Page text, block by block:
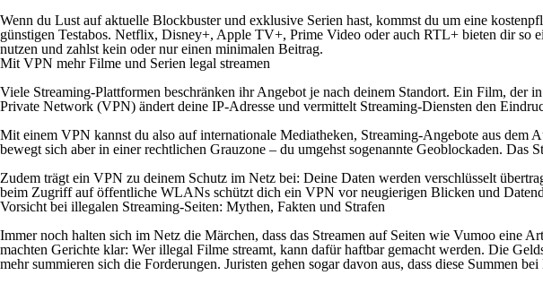
Wenn du Lust auf aktuelle Blockbuster und exklusive Serien hast, kommst du um eine
günstigen Testabos. Netflix, Disney+, Apple TV+, Prime Video oder auch RTL+ bieten dir so
nutzen und zahlst kein oder nur einen minimalen Beitrag.
Mit VPN mehr Filme und Serien legal streamen
Viele Streaming-Plattformen beschränken ihr Angebot je nach deinem Standort. Ein Film,
Private Network (VPN) ändert deine IP-Adresse und vermittelt Streaming-Diensten den
Mit einem VPN kannst du also auf internationale Mediatheken, Streaming-Angebote aus
bewegt sich aber in einer rechtlichen Grauzone – du umgehst sogenannte Geoblockaden. Das
Zudem trägt ein VPN zu deinem Schutz im Netz bei: Deine Daten werden verschlüsselt
beim Zugriff auf öffentliche WLANs schützt dich ein VPN vor neugierigen Blicken und
Vorsicht bei illegalen Streaming-Seiten: Mythen, Fakten und Strafen
Immer noch halten sich im Netz die Märchen, dass das Streamen auf Seiten wie Vumoo eine
machten Gerichte klar: Wer illegal Filme streamt, kann dafür haftbar gemacht werden. Die
mehr summieren sich die Forderungen. Juristen gehen sogar davon aus, dass diese Summen